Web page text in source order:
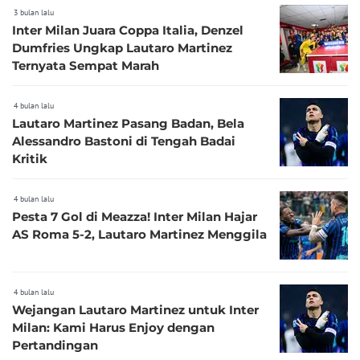
3 bulan lalu
Inter Milan Juara Coppa Italia, Denzel
Dumfries Ungkap Lautaro Martinez
Ternyata Sempat Marah
4 bulan lalu
Lautaro Martinez Pasang Badan, Bela
Alessandro Bastoni di Tengah Badai
Kritik
4 bulan lalu
Pesta 7 Gol di Meazza! Inter Milan Hajar
AS Roma 5-2, Lautaro Martinez Menggila
4 bulan lalu
Wejangan Lautaro Martinez untuk Inter
Milan: Kami Harus Enjoy dengan
Pertandingan